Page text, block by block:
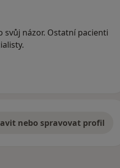
svůj názor. Ostatní pacienti
nebo spravovat profil